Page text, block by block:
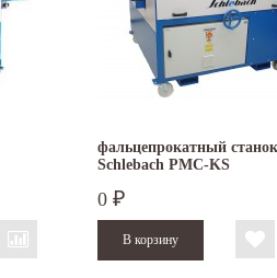
фальцепрокатный станок
Schlebach PMC-KS
0 ₽